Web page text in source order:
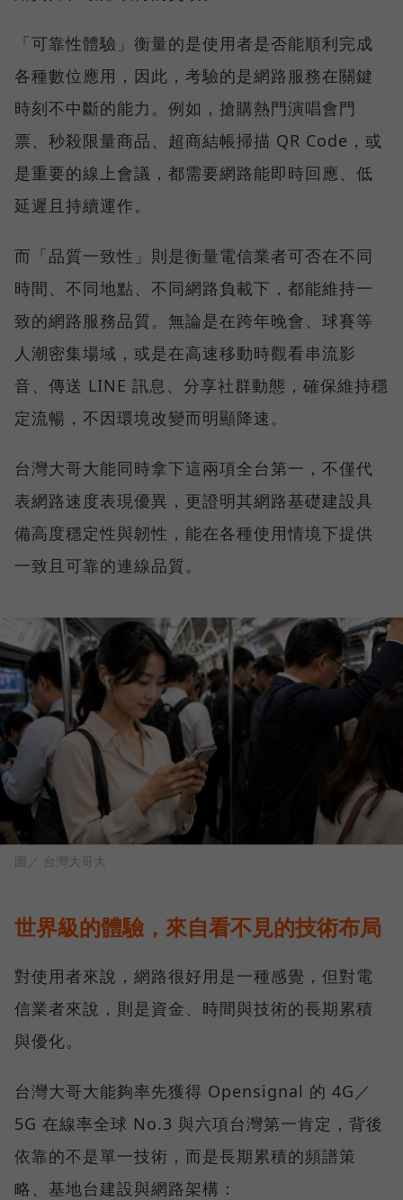
「可靠性體驗」衡量的是使用者是否能順利完成
各種數位應用，因此，考驗的是網路服務在關鍵
時刻不中斷的能力。例如，搶購熱門演唱會門
票、秒殺限量商品、超商結帳掃描 QR Code，或
是重要的線上會議，都需要網路能即時回應、低
延遲且持續運作。
而「品質一致性」則是衡量電信業者可否在不同
時間、不同地點、不同網路負載下，都能維持一
致的網路服務品質。無論是在跨年晚會、球賽等
人潮密集場域，或是在高速移動時觀看串流影
音、傳送 LINE 訊息、分享社群動態，確保維持穩
定流暢，不因環境改變而明顯降速。
台灣大哥大能同時拿下這兩項全台第一，不僅代
表網路速度表現優異，更證明其網路基礎建設具
備高度穩定性與韌性，能在各種使用情境下提供
一致且可靠的連線品質。
圖／ 台灣大哥大
世界級的體驗，來自看不見的技術布局
對使用者來說，網路很好用是一種感覺，但對電
信業者來說，則是資金、時間與技術的長期累積
與優化。
台灣大哥大能夠率先獲得 Opensignal 的 4G／
5G 在線率全球 No.3 與六項台灣第一肯定，背後
依靠的不是單一技術，而是長期累積的頻譜策
略、基地台建設與網路架構：